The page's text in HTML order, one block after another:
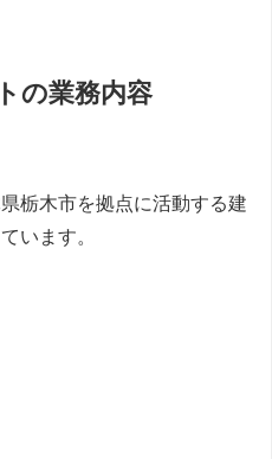
の業務内容
栃木市を拠点に活動する建
います。